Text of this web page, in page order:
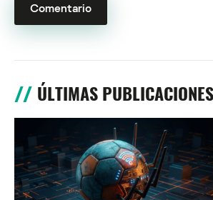
ÚLTIMAS PUBLICACIONES